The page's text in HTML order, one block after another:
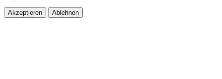
Akzeptieren Ablehnen